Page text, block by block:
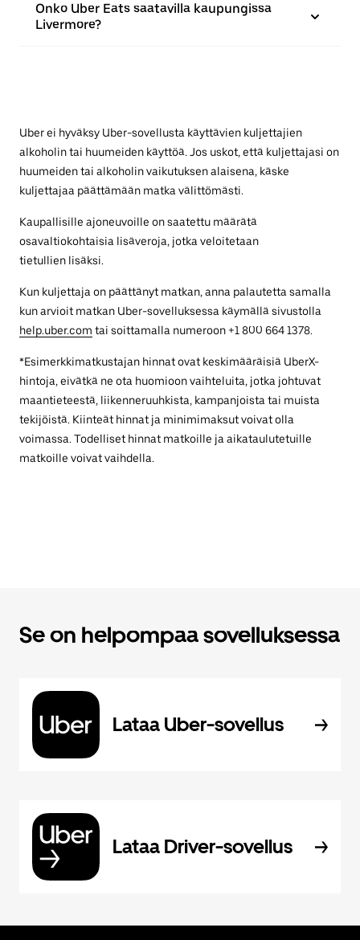
Onko Uber Eats saatavilla kaupungissa
Livermore?
Uber ei hyväksy Uber-sovellusta käyttävien kuljettajien
alkoholin tai huumeiden käyttöä. Jos uskot, että kuljettajasi on
huumeiden tai alkoholin vaikutuksen alaisena, käske
kuljettajaa päättämään matka välittömästi.
Kaupallisille ajoneuvoille on saatettu määrätä
osavaltiokohtaisia lisäveroja, jotka veloitetaan
tietullien lisäksi.
Kun kuljettaja on päättänyt matkan, anna palautetta samalla
kun arvioit matkan Uber-sovelluksessa käymällä sivustolla
help.uber.com tai soittamalla numeroon +1 800 664 1378.
*Esimerkkimatkustajan hinnat ovat keskimääräisiä UberX-
hintoja, eivätkä ne ota huomioon vaihteluita, jotka johtuvat
maantieteestä, liikenneruuhkista, kampanjoista tai muista
tekijöistä. Kiinteät hinnat ja minimimaksut voivat olla
voimassa. Todelliset hinnat matkoille ja aikataulutetuille
matkoille voivat vaihdella.
Se on helpompaa sovelluksessa
Lataa Uber-sovellus
Lataa Driver-sovellus